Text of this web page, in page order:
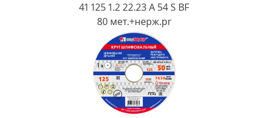
41 125 1.2 22.23 A 54 S BF
80 мет.+нерж.pr